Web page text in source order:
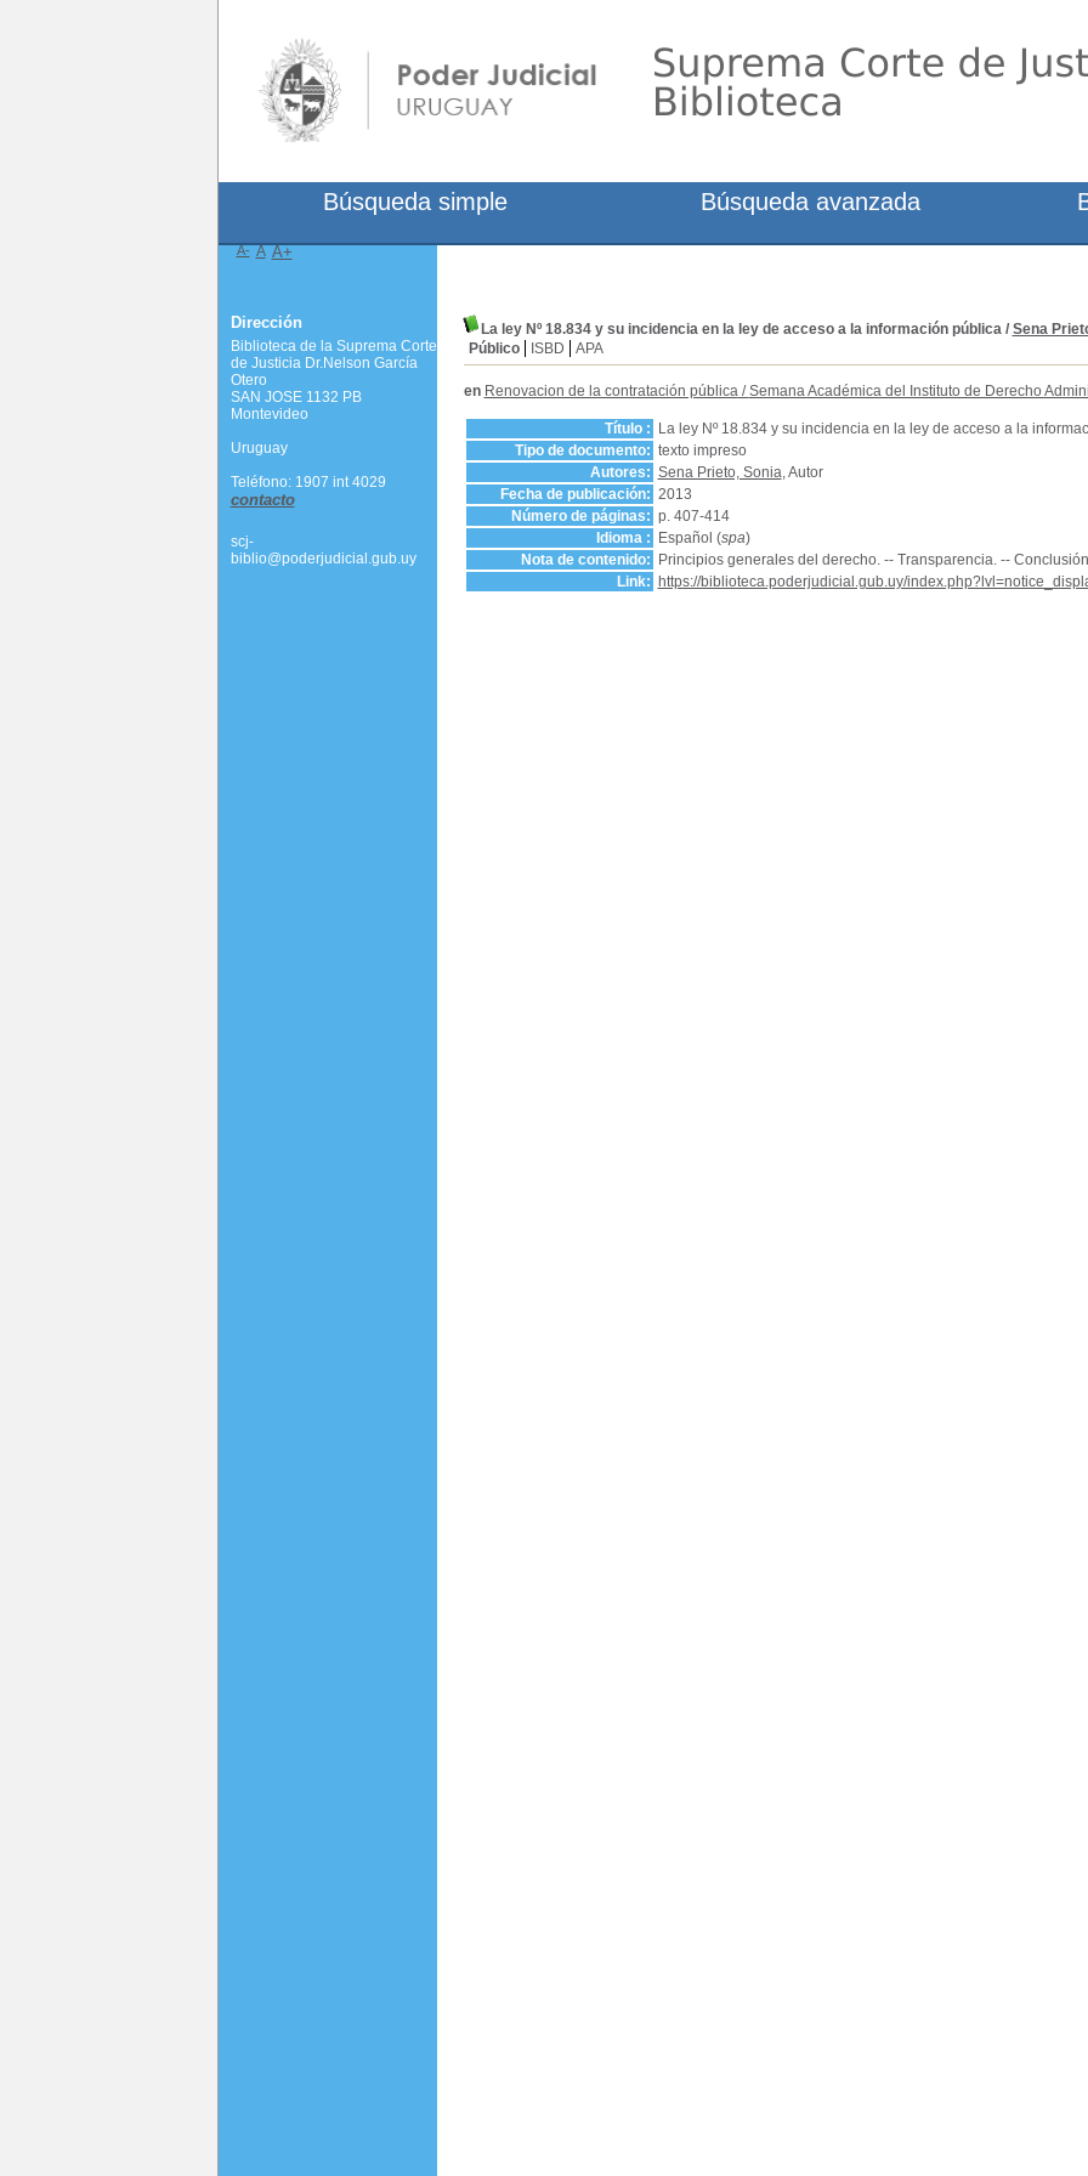
La ley Nº 18.834 y su incidencia en la ley de acceso a la información pública/ Sena
Público
ISBD APA
en Renovacion de la contratación pública/Semana Académica del Instituto de Derecho
Título :
La ley Nº 18.834 y su incidencia en la ley de acceso a la
Tipo de documento: texto impreso
Autores: Sena Prieto, Sonia, Autor
Fecha de publicación: 2013
Número de páginas: p. 407-414
Idioma :
Español (spa)
Nota de contenido:
Principios generales del derecho. -- Transparencia. --
Link:
https://biblioteca.poderjudicial.gub.uy/
Búsqueda simple Búsqueda avanzada
A- A A+
Dirección
Biblioteca de la Suprema Corte
de Justicia Dr.Nelson García
Otero
SAN JOSE 1132 PB
Montevideo
Uruguay
Teléfono: 1907 int 4029
contacto
scj-
biblio@poderjudicial.gub.uy